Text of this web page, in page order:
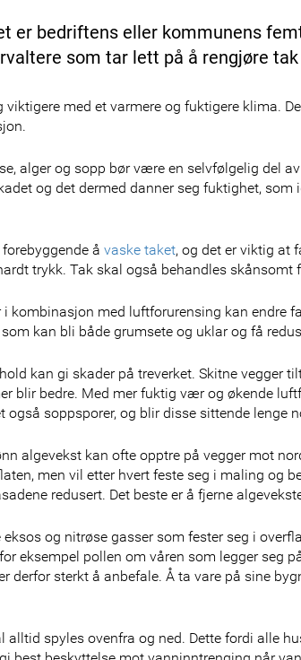
er bedriftens eller kommunens
som tar lett på å rengjøre
viktigere med et varmere og fuktigere klima.
alger og sopp bør være en selvfølgelig del
og det dermed danner seg fuktighet,
å vaske taket, og det er viktig at
trykk. Tak skal også behandles skånsomt
kombinasjon med luftforurensing kan endre
kan bli både grumsete og uklar og få
kan gi skader på treverket. Skitne vegger
blir bedre. Med mer fuktig vær og økende
også soppsporer, og blir disse sittende lenge
algevekst kan ofte opptre på vegger mot
men vil etter hvert feste seg i maling og
redusert. Det beste er å fjerne
eksos og nitrøse gasser som fester seg i
eksempel pollen om våren som legger seg
derfor sterkt å anbefale. Å ta vare på sine
alltid spyles ovenfra og ned. Dette fordi alle